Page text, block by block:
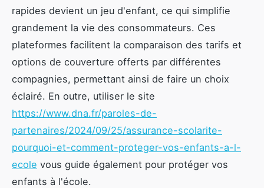
rapides devient un jeu d'enfant, ce qui simplifie
grandement la vie des consommateurs. Ces
plateformes facilitent la comparaison des tarifs et
options de couverture offerts par différentes
compagnies, permettant ainsi de faire un choix
éclairé. En outre, utiliser le site
https://www.dna.fr/paroles-de-
partenaires/2024/09/25/assurance-scolarite-
pourquoi-et-comment-proteger-vos-enfants-a-l-
ecole vous guide également pour protéger vos
enfants à l'école.